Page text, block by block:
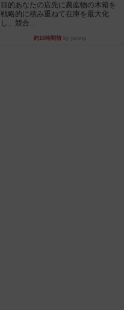
目的あなたの店先に農産物の木箱を
戦略的に積み重ねて在庫を最大化
し、競合...
約16時間前by jurong